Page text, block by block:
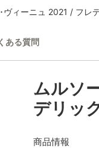
ヴィーニュ 2021 / フレ
ある質問
ムルソ
デリッ
商品情報